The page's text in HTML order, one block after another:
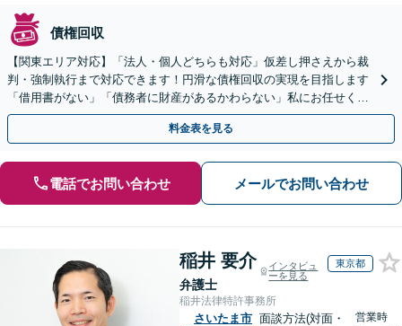
債権回収
【関東エリア対応】「法人・個人どちらも対応」仮差し押さえから裁
判・強制執行まで対応できます！円滑な債権回収の実現を目指します
「借用書がない」「債務者に財産があるかわらない」私にお任せくだ
さい！【分割払いあり】【休日・夜間相談可】
料金表を見る
電話でお問い合わせ メールでお問い合わせ
稲井 要介
弁護士
インタビュ
ーを見る
東京都
稲井法律特許事務所
さいたま市 面談方法(対面・
営業時